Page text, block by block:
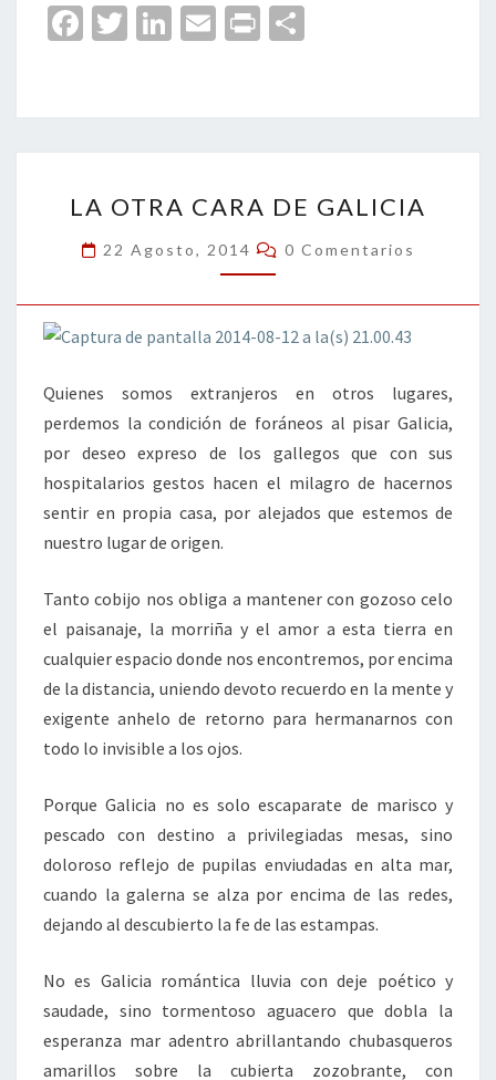
Fa
o
o
k
T
er
Li
dI
n
E
l
Pr
p
ar
tir
OTRA
CARA
DE
GALICIA
LA OTRA CARA DE GALICIA
22 Agosto, 2014 Comentarios
0 Comentarios
Quienes somos extranjeros en otros lugares,
perdemos la condición de foráneos al pisar Galicia,
por deseo expreso de los gallegos que con sus
hospitalarios gestos hacen el milagro de hacernos
sentir en propia casa, por alejados que estemos de
nuestro lugar de origen.
Tanto cobijo nos obliga a mantener con gozoso celo
el paisanaje, la morriña y el amor a esta tierra en
cualquier espacio donde nos encontremos, por encima
de la distancia, uniendo devoto recuerdo en la mente y
exigente anhelo de retorno para hermanarnos con
todo lo invisible a los ojos.
Porque Galicia no es solo escaparate de marisco y
pescado con destino a privilegiadas mesas, sino
doloroso reflejo de pupilas enviudadas en alta mar,
cuando la galerna se alza por encima de las redes,
dejando al descubierto la fe de las estampas.
No es Galicia romántica lluvia con deje poético y
saudade, sino tormentoso aguacero que dobla la
esperanza mar adentro abrillantando chubasqueros
amarillos sobre la cubierta zozobrante, con